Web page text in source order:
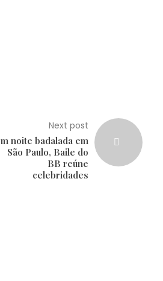
Next post
noite badalada em
São Paulo, Baile do
BB reúne
celebridades